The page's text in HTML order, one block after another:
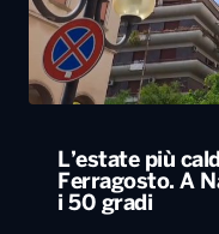
L’estate più
Ferragosto. A
i 50 gradi